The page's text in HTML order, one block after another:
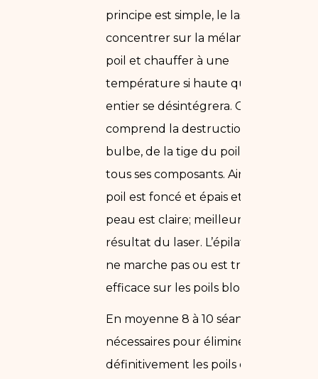
principe est simple, le laser va se
concentrer sur la mélanine du
poil et chauffer à une
température si haute que le poil
entier se désintégrera. Cela
comprend la destruction du
bulbe, de la tige du poil et de
tous ses composants. Ainsi, plus le
poil est foncé et épais et plus la
peau est claire; meilleur sera le
résultat du laser. L’épilation laser
ne marche pas ou est très peu
efficace sur les poils blonds.
En moyenne 8 à 10 séances sont
nécessaires pour éliminer
définitivement les poils du corps,